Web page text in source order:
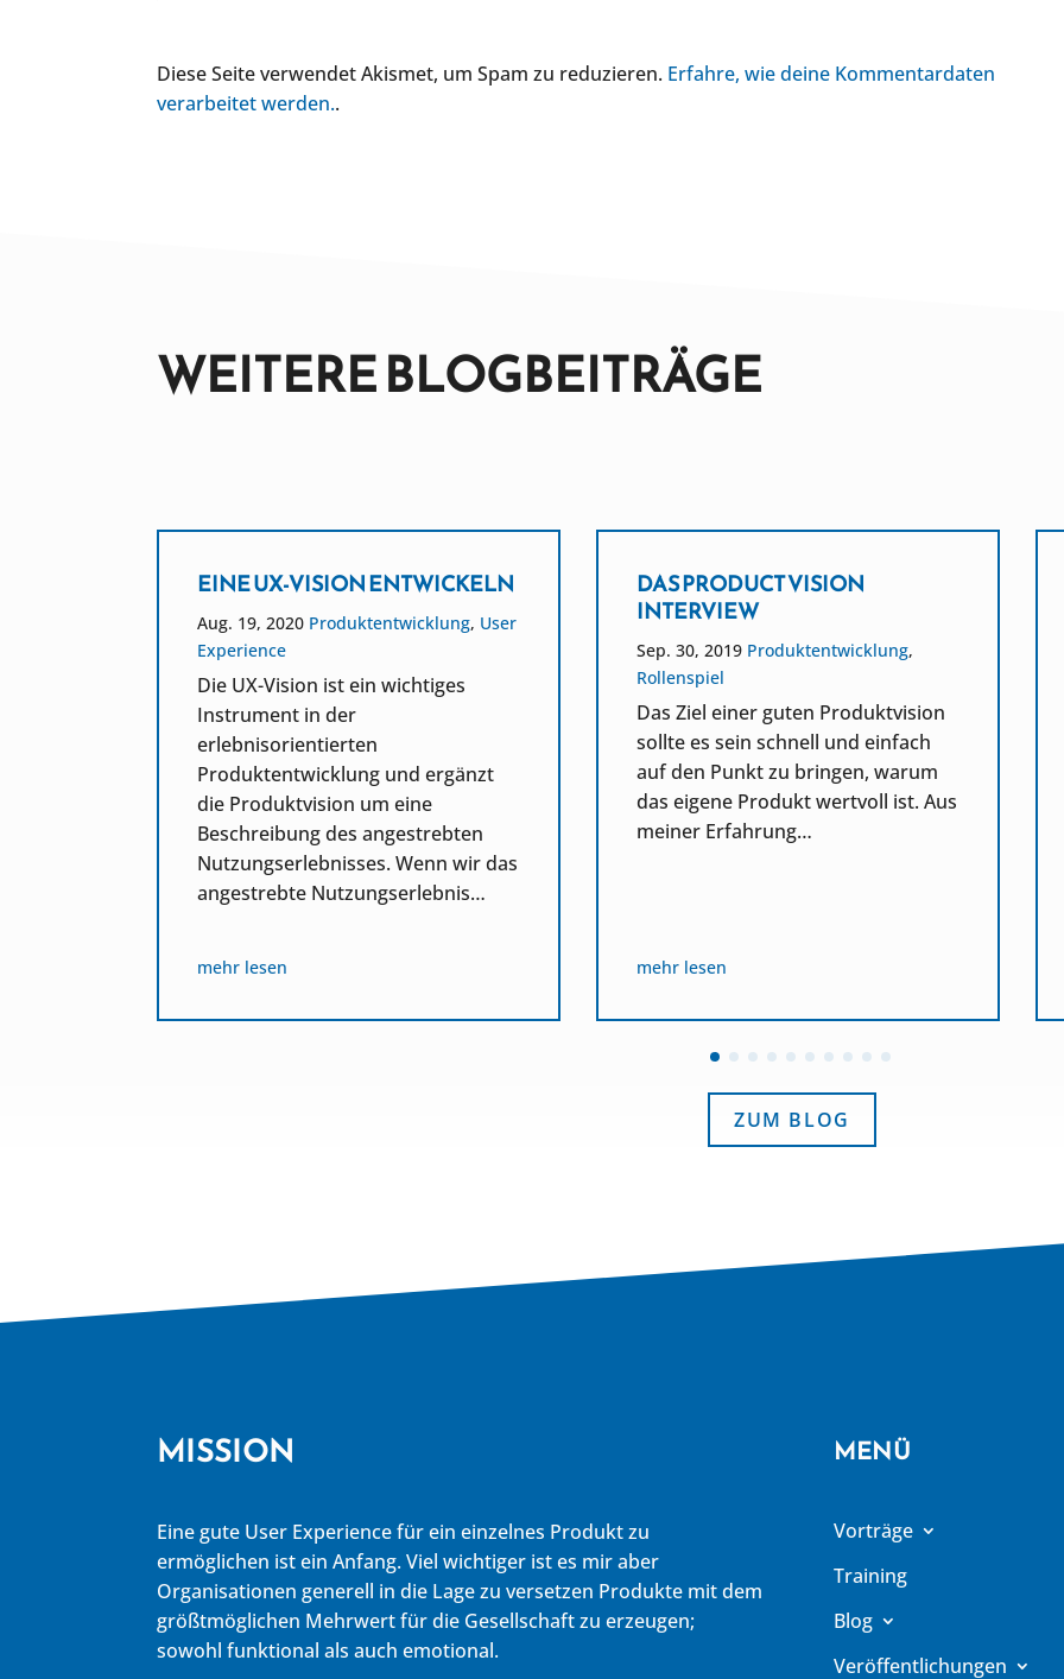
Diese Seite verwendet Akismet, um Spam zu reduzieren. Erfahre, wie deine Kommentardaten
verarbeitet werden..
WEITERE BLOGBEITRÄGE
EINE UX-VISION ENTWICKELN
Aug. 19, 2020 Produktentwicklung, User
Experience
Die UX-Vision ist ein wichtiges
Instrument in der
erlebnisorientierten
Produktentwicklung und ergänzt
die Produktvision um eine
Beschreibung des angestrebten
Nutzungserlebnisses. Wenn wir das
angestrebte Nutzungserlebnis…
mehr lesen
DAS PRODUCT VISION
INTERVIEW
Sep. 30, 2019 Produktentwicklung,
Rollenspiel
Das Ziel einer guten Produktvision
sollte es sein schnell und einfach
auf den Punkt zu bringen, warum
das eigene Produkt wertvoll ist. Aus
meiner Erfahrung…
mehr lesen
ZUM BLOG
MISSION
Eine gute User Experience für ein einzelnes Produkt zu
ermöglichen ist ein Anfang. Viel wichtiger ist es mir aber
Organisationen generell in die Lage zu versetzen Produkte mit dem
größtmöglichen Mehrwert für die Gesellschaft zu erzeugen;
sowohl funktional als auch emotional.
MENÜ
Vorträge
Training
Blog
Veröffentlichungen